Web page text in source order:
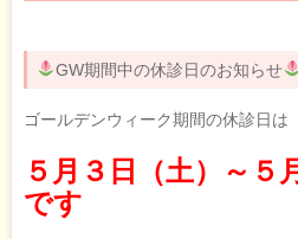
GW期間中の休診日のお知らせ
ゴールデンウィーク期間の休診日は
５月３日（土）～
です